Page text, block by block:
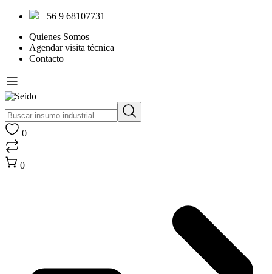
+56 9 68107731
Quienes Somos
Agendar visita técnica
Contacto
0
0